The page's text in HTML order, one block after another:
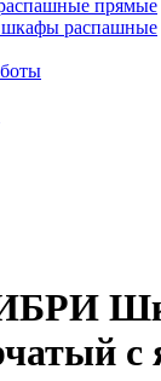
прямые
шкафы распашные